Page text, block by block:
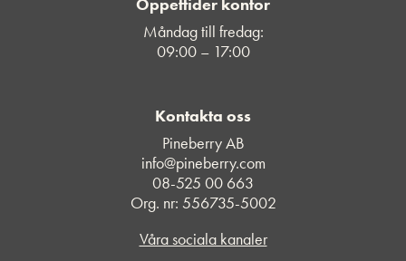
Måndag till fredag:
09:00 – 17:00
Kontakta oss
Pineberry AB
info@pineberry.com
08-525 00 663
Org. nr: 556735-5002
Våra sociala kanaler